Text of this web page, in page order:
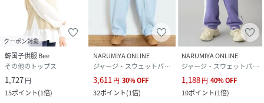
クーポン対象
韓国子供服 Bee
その他のトップス
1,727円
15ポイント(1倍)
NARUMIYA ONLINE
ジャージ・スウェットパンツ
3,611 円 30%OFF
32ポイント(1倍)
NARUMIYA ONLINE
ジャージ・スウェットパンツ
1,188円 40%OFF
10ポイント(1倍)